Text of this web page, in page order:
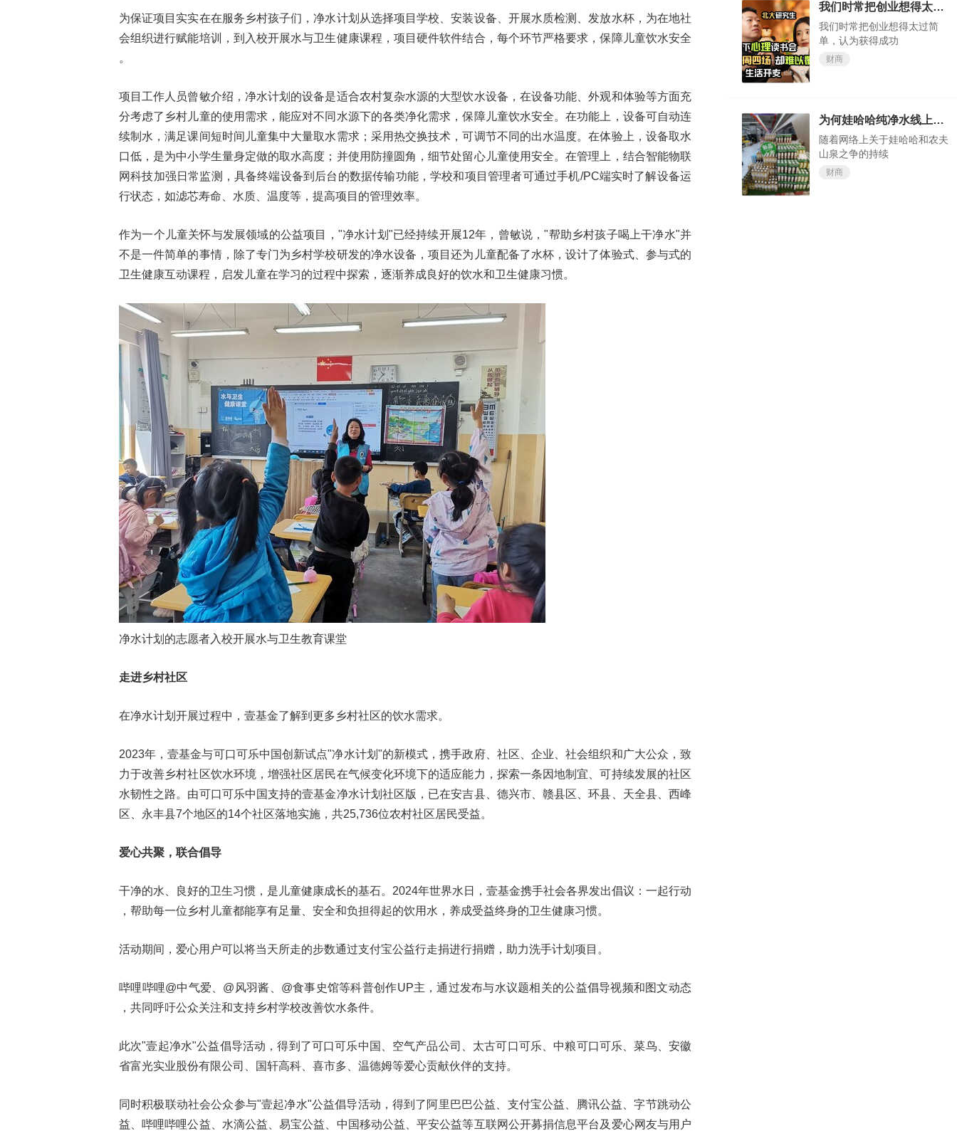
为保证项目实实在在服务乡村孩子们，净水计划从选择项目学校、安装设备、开展水质检测、发放水杯，为在地社
会组织进行赋能培训，到入校开展水与卫生健康课程，项目硬件软件结合，每个环节严格要求，保障儿童饮水安全
。
项目工作人员曾敏介绍，净水计划的设备是适合农村复杂水源的大型饮水设备，在设备功能、外观和体验等方面充
分考虑了乡村儿童的使用需求，能应对不同水源下的各类净化需求，保障儿童饮水安全。在功能上，设备可自动连
续制水，满足课间短时间儿童集中大量取水需求；采用热交换技术，可调节不同的出水温度。在体验上，设备取水
口低，是为中小学生量身定做的取水高度；并使用防撞圆角，细节处留心儿童使用安全。在管理上，结合智能物联
网科技加强日常监测，具备终端设备到后台的数据传输功能，学校和项目管理者可通过手机/PC端实时了解设备运
行状态，如滤芯寿命、水质、温度等，提高项目的管理效率。
作为一个儿童关怀与发展领域的公益项目，"净水计划"已经持续开展12年，曾敏说，"帮助乡村孩子喝上干净水"并
不是一件简单的事情，除了专门为乡村学校研发的净水设备，项目还为儿童配备了水杯，设计了体验式、参与式的
卫生健康互动课程，启发儿童在学习的过程中探索，逐渐养成良好的饮水和卫生健康习惯。
净水计划的志愿者入校开展水与卫生教育课堂
走进乡村社区
在净水计划开展过程中，壹基金了解到更多乡村社区的饮水需求。
2023年，壹基金与可口可乐中国创新试点"净水计划"的新模式，携手政府、社区、企业、社会组织和广大公众，致
力于改善乡村社区饮水环境，增强社区居民在气候变化环境下的适应能力，探索一条因地制宜、可持续发展的社区
水韧性之路。由可口可乐中国支持的壹基金净水计划社区版，已在安吉县、德兴市、赣县区、环县、天全县、西峰
区、永丰县7个地区的14个社区落地实施，共25,736位农村社区居民受益。
爱心共聚，联合倡导
干净的水、良好的卫生习惯，是儿童健康成长的基石。2024年世界水日，壹基金携手社会各界发出倡议：一起行动
，帮助每一位乡村儿童都能享有足量、安全和负担得起的饮用水，养成受益终身的卫生健康习惯。
活动期间，爱心用户可以将当天所走的步数通过支付宝公益行走捐进行捐赠，助力洗手计划项目。
哔哩哔哩@中气爱、@风羽酱、@食事史馆等科普创作UP主，通过发布与水议题相关的公益倡导视频和图文动态
，共同呼吁公众关注和支持乡村学校改善饮水条件。
此次"壹起净水"公益倡导活动，得到了可口可乐中国、空气产品公司、太古可口可乐、中粮可口可乐、菜鸟、安徽
省富光实业股份有限公司、国轩高科、喜市多、温德姆等爱心贡献伙伴的支持。
同时积极联动社会公众参与"壹起净水"公益倡导活动，得到了阿里巴巴公益、支付宝公益、腾讯公益、字节跳动公
益、哔哩哔哩公益、水滴公益、易宝公益、中国移动公益、平安公益等互联网公开募捐信息平台及爱心网友与用户
我们时常把创业想得太过简单，认为获得成功轻而易举
我们时常把创业想得太过简
单，认为获得成功
财商
为何娃哈哈纯净水线上会卖断货？
随着网络上关于娃哈哈和农夫
山泉之争的持续
财商